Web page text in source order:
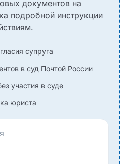
документов на
подробной инструкции
супруга
в суд Почтой России
участия в суде
юриста